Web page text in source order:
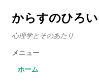
スキップして
からすのひろ
心理学とそのあたり
メニュー
ホーム